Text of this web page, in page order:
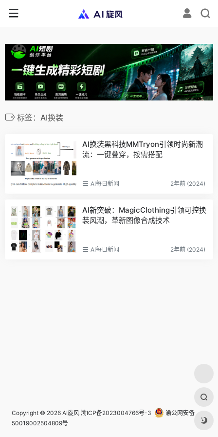
标签：AI换装
AI换装黑科技MMTryon引领时尚新潮
流：一键叠穿，按需搭配
AI每日新闻 2年前 (2024)
AI新突破：MagicClothing引领可控换
装风潮，革新图像合成技术
AI每日新闻 2年前 (2024)
Copyright © 2026 AI旋风 渝ICP备2023004766号-3
渝公网安备
50019002504809号